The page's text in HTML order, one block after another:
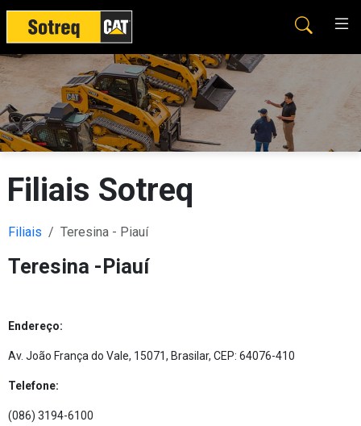
Filiais Sotreq
Filiais Teresina - Piauí
Teresina -Piauí
Endereço:
Av. João França do Vale, 15071, Brasilar, CEP: 64076-410
Telefone:
(086) 3194-6100